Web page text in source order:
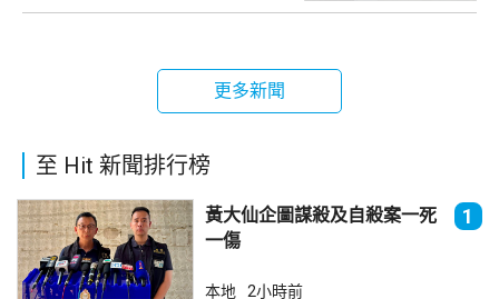
更多新聞
至 Hit 新聞排行榜
黃大仙企圖謀殺及自殺案一死
一傷
1
本地 2小時前